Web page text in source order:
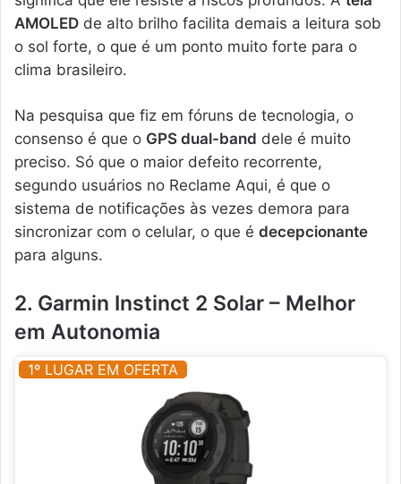
AMOLED de alto brilho facilita demais a leitura sob
o sol forte, o que é um ponto muito forte para o
clima brasileiro.
Na pesquisa que fiz em fóruns de tecnologia, o
consenso é que o GPS dual-band dele é muito
preciso. Só que o maior defeito recorrente,
segundo usuários no Reclame Aqui, é que o
sistema de notificações às vezes demora para
sincronizar com o celular, o que é decepcionante
para alguns.
2. Garmin Instinct 2 Solar – Melhor
em Autonomia
1º LUGAR EM OFERTA